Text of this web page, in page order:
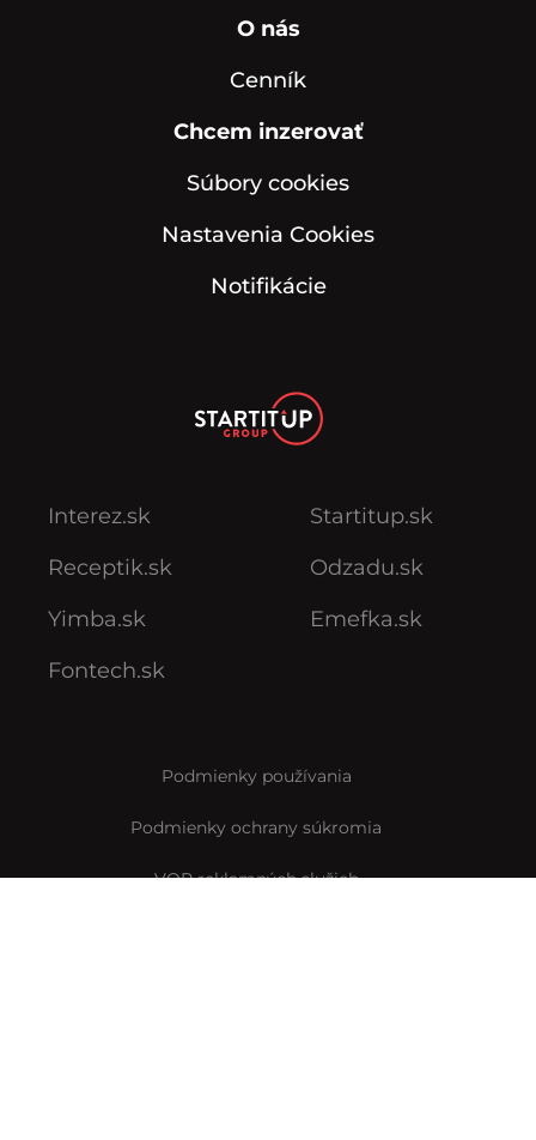
O nás
Cenník
Chcem inzerovať
Súbory cookies
Nastavenia Cookies
Notifikácie
Interez.sk
Receptik.sk
Yimba.sk
Fontech.sk
Startitup.sk
Odzadu.sk
Emefka.sk
Podmienky používania
Podmienky ochrany súkromia
VOP reklamných služieb